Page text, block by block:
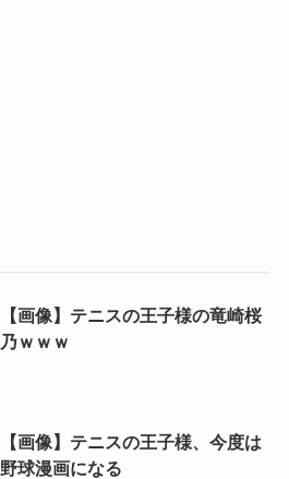
【画像】テニスの王子様の竜崎桜
乃ｗｗｗ
【画像】テニスの王子様、今度は
野球漫画になる